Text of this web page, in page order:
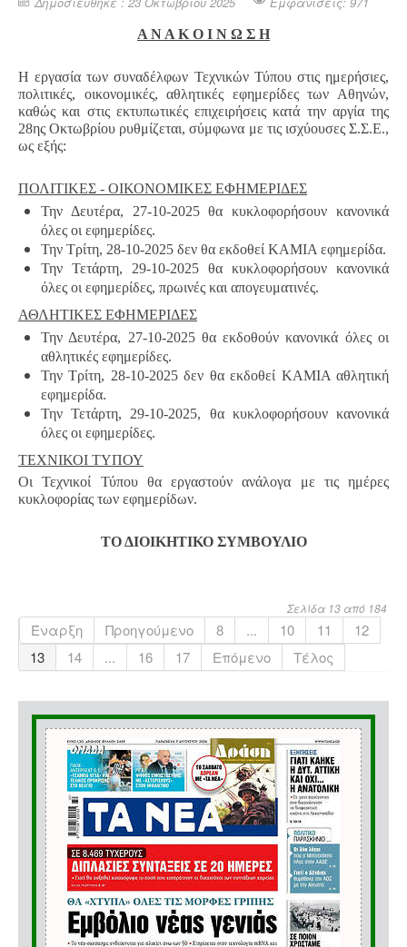
Α Ν Α Κ Ο Ι Ν Ω Σ Η
Η εργασία των συναδέλφων Τεχνικών Τύπου στις ημερήσιες,
πολιτικές, οικονομικές, αθλητικές εφημερίδες των Αθηνών,
καθώς και στις εκτυπωτικές επιχειρήσεις κατά την αργία της
28ης Οκτωβρίου ρυθμίζεται, σύμφωνα με τις ισχύουσες Σ.Σ.Ε.,
ως εξής:
ΠΟΛΙΤΙΚΕΣ - ΟΙΚΟΝΟΜΙΚΕΣ ΕΦΗΜΕΡΙΔΕΣ
Την Δευτέρα, 27-10-2025 θα κυκλοφορήσουν κανονικά
όλες οι εφημερίδες.
Την Τρίτη, 28-10-2025 δεν θα εκδοθεί ΚΑΜΙΑ εφημερίδα.
Την Τετάρτη, 29-10-2025 θα κυκλοφορήσουν κανονικά
όλες οι εφημερίδες, πρωινές και απογευματινές.
ΑΘΛΗΤΙΚΕΣ ΕΦΗΜΕΡΙΔΕΣ
Την Δευτέρα, 27-10-2025 θα εκδοθούν κανονικά όλες οι
αθλητικές εφημερίδες.
Την Τρίτη, 28-10-2025 δεν θα εκδοθεί ΚΑΜΙΑ αθλητική
εφημερίδα.
Την Τετάρτη, 29-10-2025, θα κυκλοφορήσουν κανονικά
όλες οι εφημερίδες.
ΤΕΧΝΙΚΟΙ ΤΥΠΟΥ
Οι Τεχνικοί Τύπου θα εργαστούν ανάλογα με τις ημέρες
κυκλοφορίας των εφημερίδων.
ΤΟ ΔΙΟΙΚΗΤΙΚΟ ΣΥΜΒΟΥΛΙΟ
Σελίδα 13 από 184
Έναρξη Προηγούμενο 8 ... 10 11
12
13
14 ... 16 17 Επόμενο Τέλος